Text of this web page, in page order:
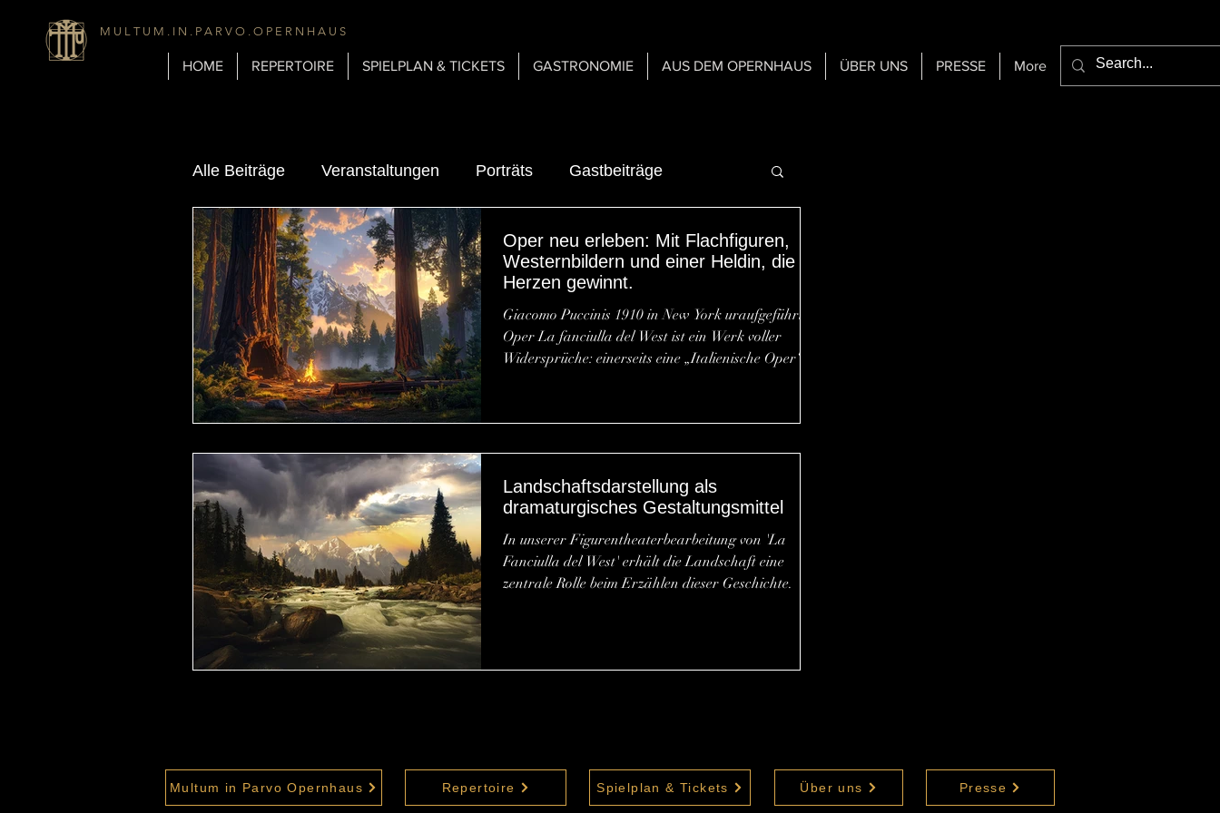
M U L T U M . I N . P A R V O . O P E R N H A U S
HOME REPERTOIRE SPIELPLAN & TICKETS GASTRONOMIE AUS DEM OPERNHAUS ÜBER UNS PRESSE More
Alle Beiträge Veranstaltungen Porträts Gastbeiträge
Tagebuch Biografien Über uns Gastspiele
Hintergrundinformationen Gastronomie
Geschichte & Technik der Bühne
Oper neu erleben: Mit Flachfiguren,
Westernbildern und einer Heldin, die
Herzen gewinnt.
Giacomo Puccinis 1910 in New York uraufgeführte
Oper La fanciulla del West ist ein Werk voller
Widersprüche: einerseits eine „Italienische Oper“ im
Spätromantik und Vorahnung des Kinos changiert.
Bohème , Madama Butterfly oder Tosca regelmäßig
gespielt werden, bleibt La fanciulla del West
Landschaftsdarstellung als
dramaturgisches Gestaltungsmittel
In unserer Figurentheaterbearbeitung von 'La
Fanciulla del West' erhält die Landschaft eine
zentrale Rolle beim Erzählen dieser Geschichte.
Multum in Parvo Opernhaus Repertoire Spielplan & Tickets Über uns Presse